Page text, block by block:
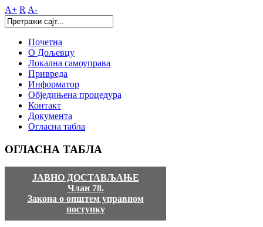
A+ R A-
Почетна
О Дољевцу
Локална самоуправа
Привреда
Информатор
Обједињена процедура
Контакт
Документа
Огласна табла
ОГЛАСНА ТАБЛА
ЈАВНО ДОСТАВЉАЊЕ
Члан 78.
Закона о општем управном
поступку